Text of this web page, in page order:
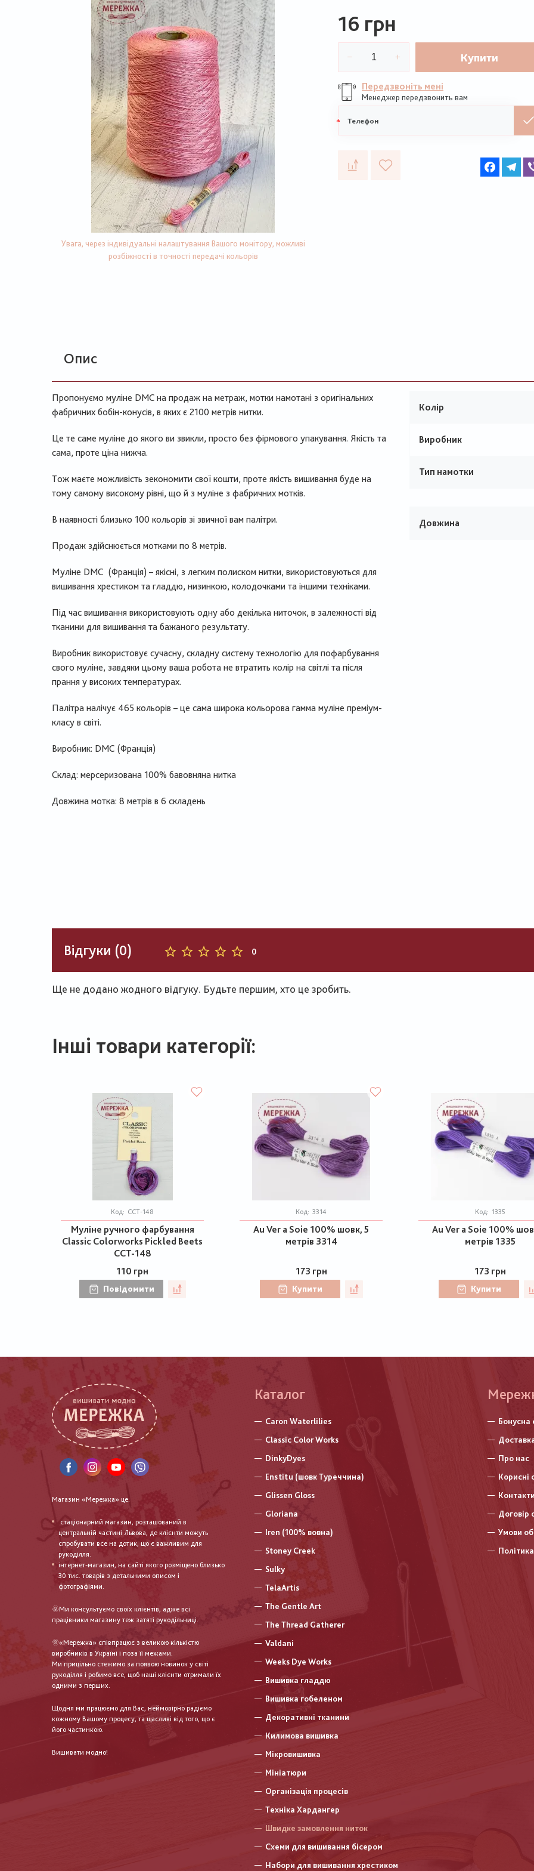
Увага, через індивідуальні налаштування Вашого монітору, можливі
розбіжності в точності передачі кольорів
16 грн
Купити
Передзвоніть мені
Менеджер передзвонить вам
телефон
Опис
Пропонуємо муліне DMC на продаж на метраж, мотки намотані з оригінальних
фабричних бобін-конусів, в яких є 2100 метрів нитки.
Це те саме муліне до якого ви звикли, просто без фірмового упакування. Якість та
сама, проте ціна нижча.
Тож маєте можливість зекономити свої кошти, проте якість вишивання буде на
тому самому високому рівні, що й з муліне з фабричних мотків.
В наявності близько 100 кольорів зі звичної вам палітри.
Продаж здійснюється мотками по 8 метрів.
Муліне DMC (Франція) – якісні, з легким полиском нитки, використовуються для
вишивання хрестиком та гладдю, низинкою, колодочками та іншими техніками.
Під час вишивання використовують одну або декілька ниточок, в залежності від
тканини для вишивання та бажаного результату.
Виробник використовує сучасну, складну систему технологію для пофарбування
свого муліне, завдяки цьому ваша робота не втратить колір на світлі та після
прання у високих температурах.
Палітра налічує 465 кольорів – це сама широка кольорова гамма муліне преміум-
класу в світі.
Виробник: DMC (Франція)
Склад: мерсеризована 100% бавовняна нитка
Довжина мотка: 8 метрів в 6 складень
Колір
Виробник
Тип намотки
Довжина
Відгуки (0) 0
Ще не додано жодного відгуку. Будьте першим, хто це зробить.
Інші товари категорії:
Код: CCT-148
Муліне ручного фарбування
Classic Colorworks Pickled Beets
CCT-148
110 грн
Повідомити
Код: 3314
Au Ver a Soie 100% шовк, 5
метрів 3314
173 грн
Купити
Код: 1335
Au Ver a Soie 100%
метрів 1335
173 грн
Купити
Магазин «Мережка» це:
стаціонарний магазин, розташований в
центральній частині Львова, де клієнти можуть
спробувати все на дотик, що є важливим для
рукоділля.
інтернет-магазин, на сайті якого розміщено близько
30 тис. товарів з детальними описом і
фотографіями.
🌞Ми консультуємо своїх клієнтів, адже всі
працівники магазину теж затяті рукодільниці.
🌞«Мережка» співпрацює з великою кількістю
виробників в Україні і поза її межами.
Ми прицільно стежимо за появою новинок у світі
рукоділля і робимо все, щоб наші клієнти отримали їх
одними з перших.
Щодня ми працюємо для Вас, неймовірно радіємо
кожному Вашому процесу, та щасливі від того, що є
його частинкою.
Вишивати модно!
Каталог
Caron Waterlilies
Classic Color Works
DinkyDyes
Enstitu (шовк Туреччина)
Glissen Gloss
Gloriana
Iren (100% вовна)
Stoney Creek
Sulky
TelaArtis
The Gentle Art
The Thread Gatherer
Valdani
Weeks Dye Works
Вишивка гладдю
Вишивка гобеленом
Декоративні тканини
Килимова вишивка
Мікровишивка
Мініатюри
Організація процесів
Техніка Хардангер
Швидке замовлення ниток
Схеми для вишивання бісером
Набори для вишивання хрестиком
Меню
Бонусна
Про нас
Корисні
Контакти
Договір
Умови